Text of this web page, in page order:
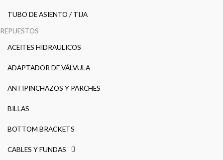
TUBO DE ASIENTO / TIJA
REPUESTOS
ACEITES HIDRAULICOS
ADAPTADOR DE VÁLVULA
ANTIPINCHAZOS Y PARCHES
BILLAS
BOTTOM BRACKETS
CABLES Y FUNDAS